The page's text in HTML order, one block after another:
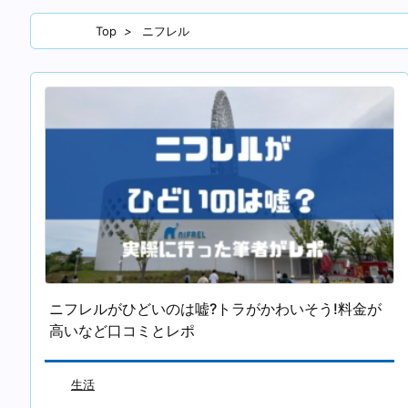
Top > ニフレル
ニフレルがひどいのは嘘?トラがかわいそう!料金が
高いなど口コミとレポ
生活